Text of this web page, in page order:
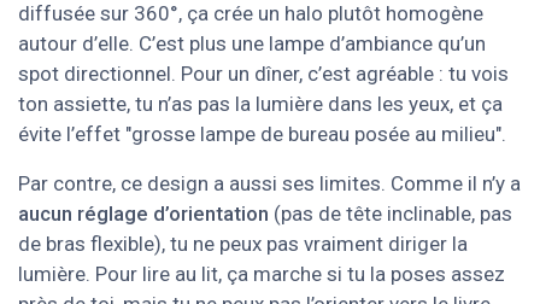
diffusée sur 360°, ça crée un halo plutôt homogène
autour d’elle. C’est plus une lampe d’ambiance qu’un
spot directionnel. Pour un dîner, c’est agréable : tu vois
ton assiette, tu n’as pas la lumière dans les yeux, et ça
évite l’effet "grosse lampe de bureau posée au milieu".
Par contre, ce design a aussi ses limites. Comme il n’y a
aucun réglage d’orientation (pas de tête inclinable, pas
de bras flexible), tu ne peux pas vraiment diriger la
lumière. Pour lire au lit, ça marche si tu la poses assez